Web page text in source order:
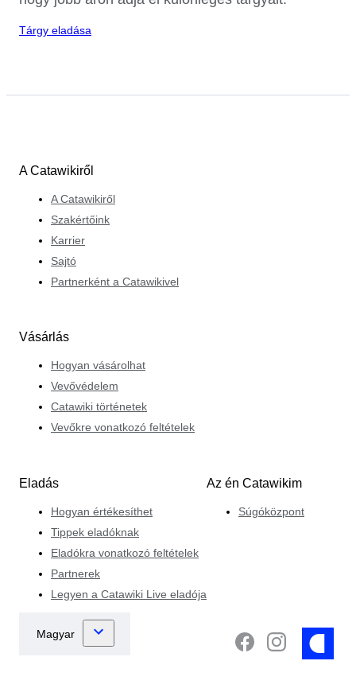
Tárgy eladása
A Catawikiről
A Catawikiről
Szakértőink
Karrier
Sajtó
Partnerként a Catawikivel
Vásárlás
Hogyan vásárolhat
Vevővédelem
Catawiki történetek
Vevőkre vonatkozó feltételek
Eladás
Hogyan értékesíthet
Tippek eladóknak
Eladókra vonatkozó feltételek
Partnerek
Legyen a Catawiki Live eladója
Az én Catawikim
Súgóközpont